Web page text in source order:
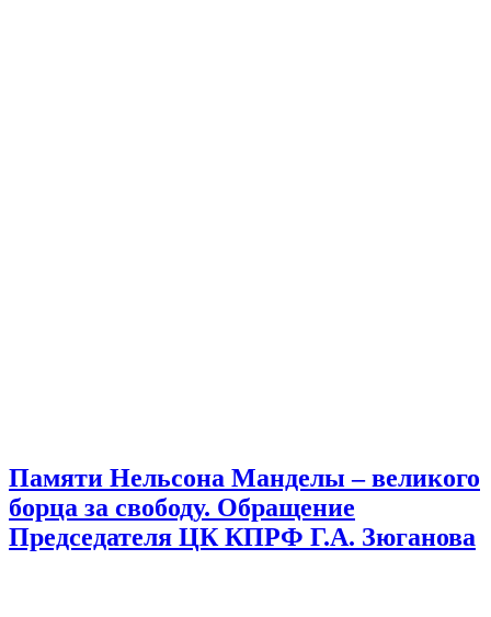
Памяти Нельсона Манделы – великого
борца за свободу. Обращение
Председателя ЦК КПРФ Г.А. Зюганова